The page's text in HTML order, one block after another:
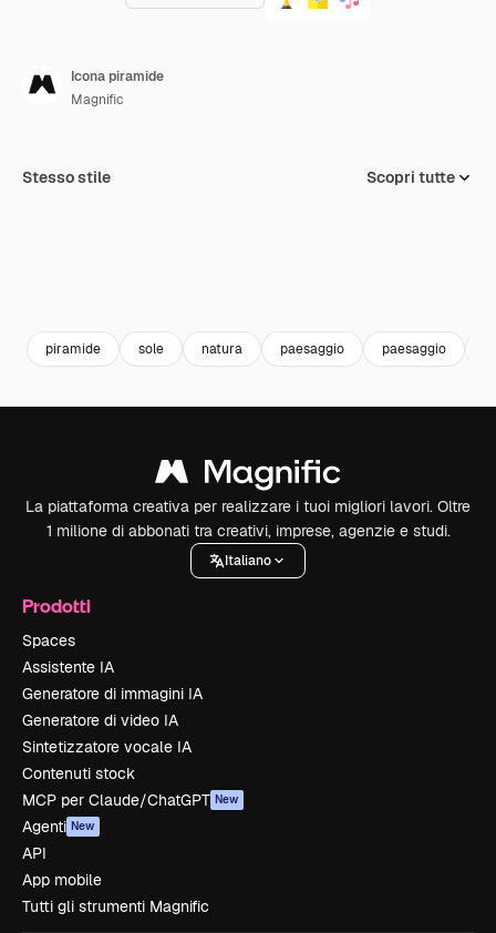
Icona piramide
Magnific
Stesso stile Scopri tutte
piramide sole natura paesaggio paesaggio
La piattaforma creativa per realizzare i tuoi migliori lavori. Oltre
1 milione di abbonati tra creativi, imprese, agenzie e studi.
Italiano
Prodotti
Spaces
Assistente IA
Generatore di immagini IA
Generatore di video IA
Sintetizzatore vocale IA
Contenuti stock
MCP per Claude/ChatGPT New
Agenti New
API
App mobile
Tutti gli strumenti Magnific